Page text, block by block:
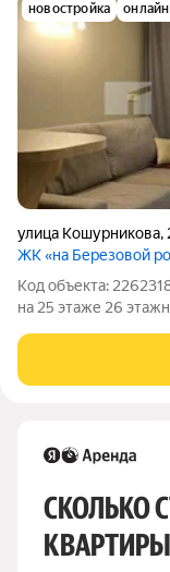
новостройка
улица Кошурникова,
ЖК «на Березовой
Код объекта:
на 25 этаже 26
О ДОМЕ:
спокойные соседи,
СКОЛЬКО